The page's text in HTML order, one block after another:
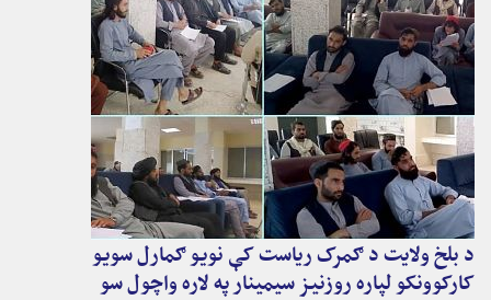
د بلخ ولایت د ګمرک ریاست کې نویو ګمارل سویو
کارکوونکو لپاره روزنیز سیمینار په لاره واچول سو